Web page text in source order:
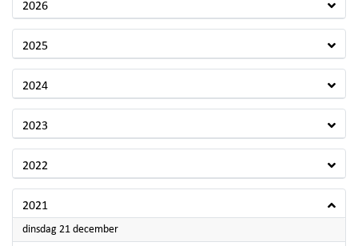
2026
2025
2024
2023
2022
2021
dinsdag 21 december2021